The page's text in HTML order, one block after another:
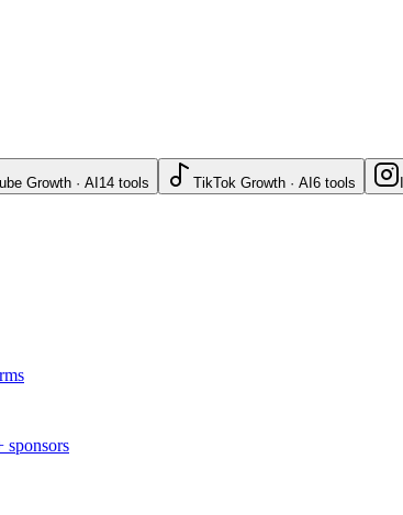
Growth · AI 14 tools TikTok Growth · AI 6 tools
sponsors